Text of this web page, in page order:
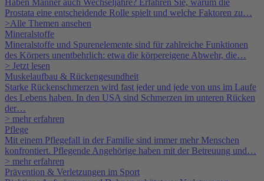
Prostata eine entscheidende Rolle spielt und welche Faktoren zu…
>Alle Themen ansehen
Mineralstoffe
Mineralstoffe und Spurenelemente sind für zahlreiche Funktionen
des Körpers unentbehrlich: etwa die körpereigene Abwehr, die…
> Jetzt lesen
Muskelaufbau & Rückengesundheit
Starke Rückenschmerzen wird fast jeder und jede von uns im Laufe
des Lebens haben. In den USA sind Schmerzen im unteren Rücken
der…
> mehr erfahren
Pflege
Mit einem Pflegefall in der Familie sind immer mehr Menschen
konfrontiert. Pflegende Angehörige haben mit der Betreuung und…
> mehr erfahren
Prävention & Verletzungen im Sport